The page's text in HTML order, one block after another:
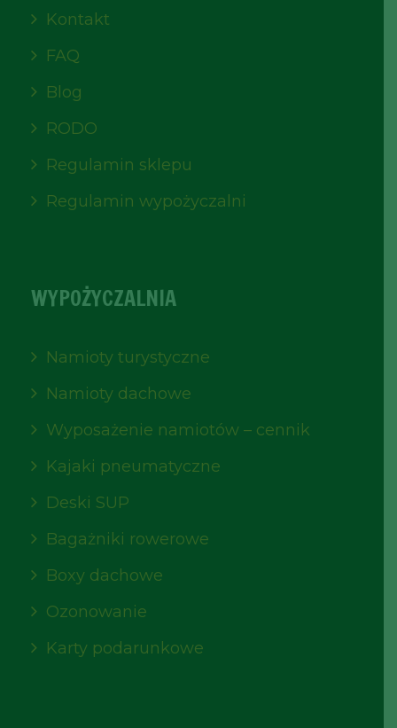
Kontakt
FAQ
Blog
RODO
Regulamin sklepu
Regulamin wypożyczalni
WYPOŻYCZALNIA
Namioty turystyczne
Namioty dachowe
Wyposażenie namiotów – cennik
Kajaki pneumatyczne
Deski SUP
Bagażniki rowerowe
Boxy dachowe
Ozonowanie
Karty podarunkowe